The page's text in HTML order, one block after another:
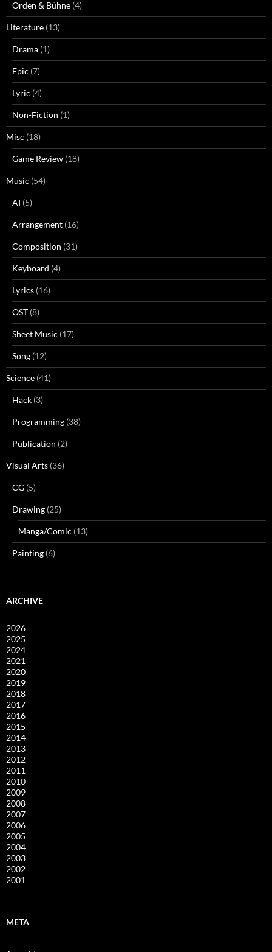
Orden & Bühne (4)
Literature (13)
Drama (1)
Epic (7)
Lyric (4)
Non-Fiction (1)
Misc (18)
Game Review (18)
Music (54)
AI (5)
Arrangement (16)
Composition (31)
Keyboard (4)
Lyrics (16)
OST (8)
Sheet Music (17)
Song (12)
Science (41)
Hack (3)
Programming (38)
Publication (2)
Visual Arts (36)
CG (5)
Drawing (25)
Manga/Comic (13)
Painting (6)
ARCHIVE
2026
2025
2024
2021
2020
2019
2018
2017
2016
2015
2014
2013
2012
2011
2010
2009
2008
2007
2006
2005
2004
2003
2002
2001
META